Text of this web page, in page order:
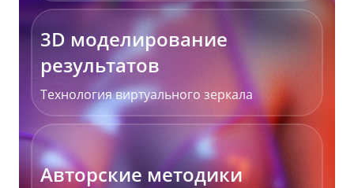
3D моделирование
результатов
Технология виртуального зеркала
Авторские методики